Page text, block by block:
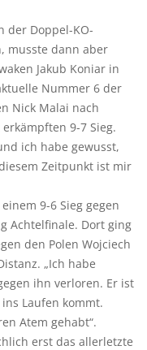
der Doppel-KO-
musste dann aber
Jakub Koniar in
Nummer 6 der
Nick Malai nach
9-7 Sieg.
ich habe gewusst,
Zeitpunkt ist mir
9-6 Sieg gegen
Achtelfinale. Dort ging
den Polen Wojciech
„Ich habe
ihn verloren. Er ist
Laufen kommt.
Atem gehabt“.
erst das allerletzte